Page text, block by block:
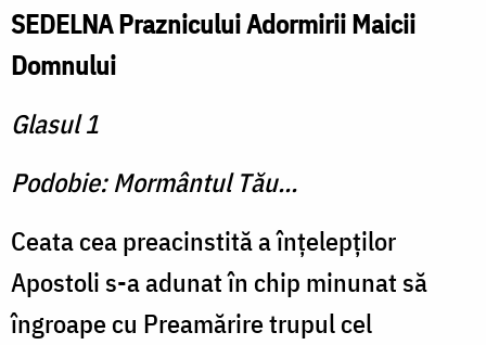
SEDELNA Praznicului Adormirii Maicii
Domnului
Glasul 1
Podobie: Mormântul Tău...
Ceata cea preacinstită a înţelepţilor
Apostoli s-a adunat în chip minunat să
îngroape cu Preamărire trupul cel